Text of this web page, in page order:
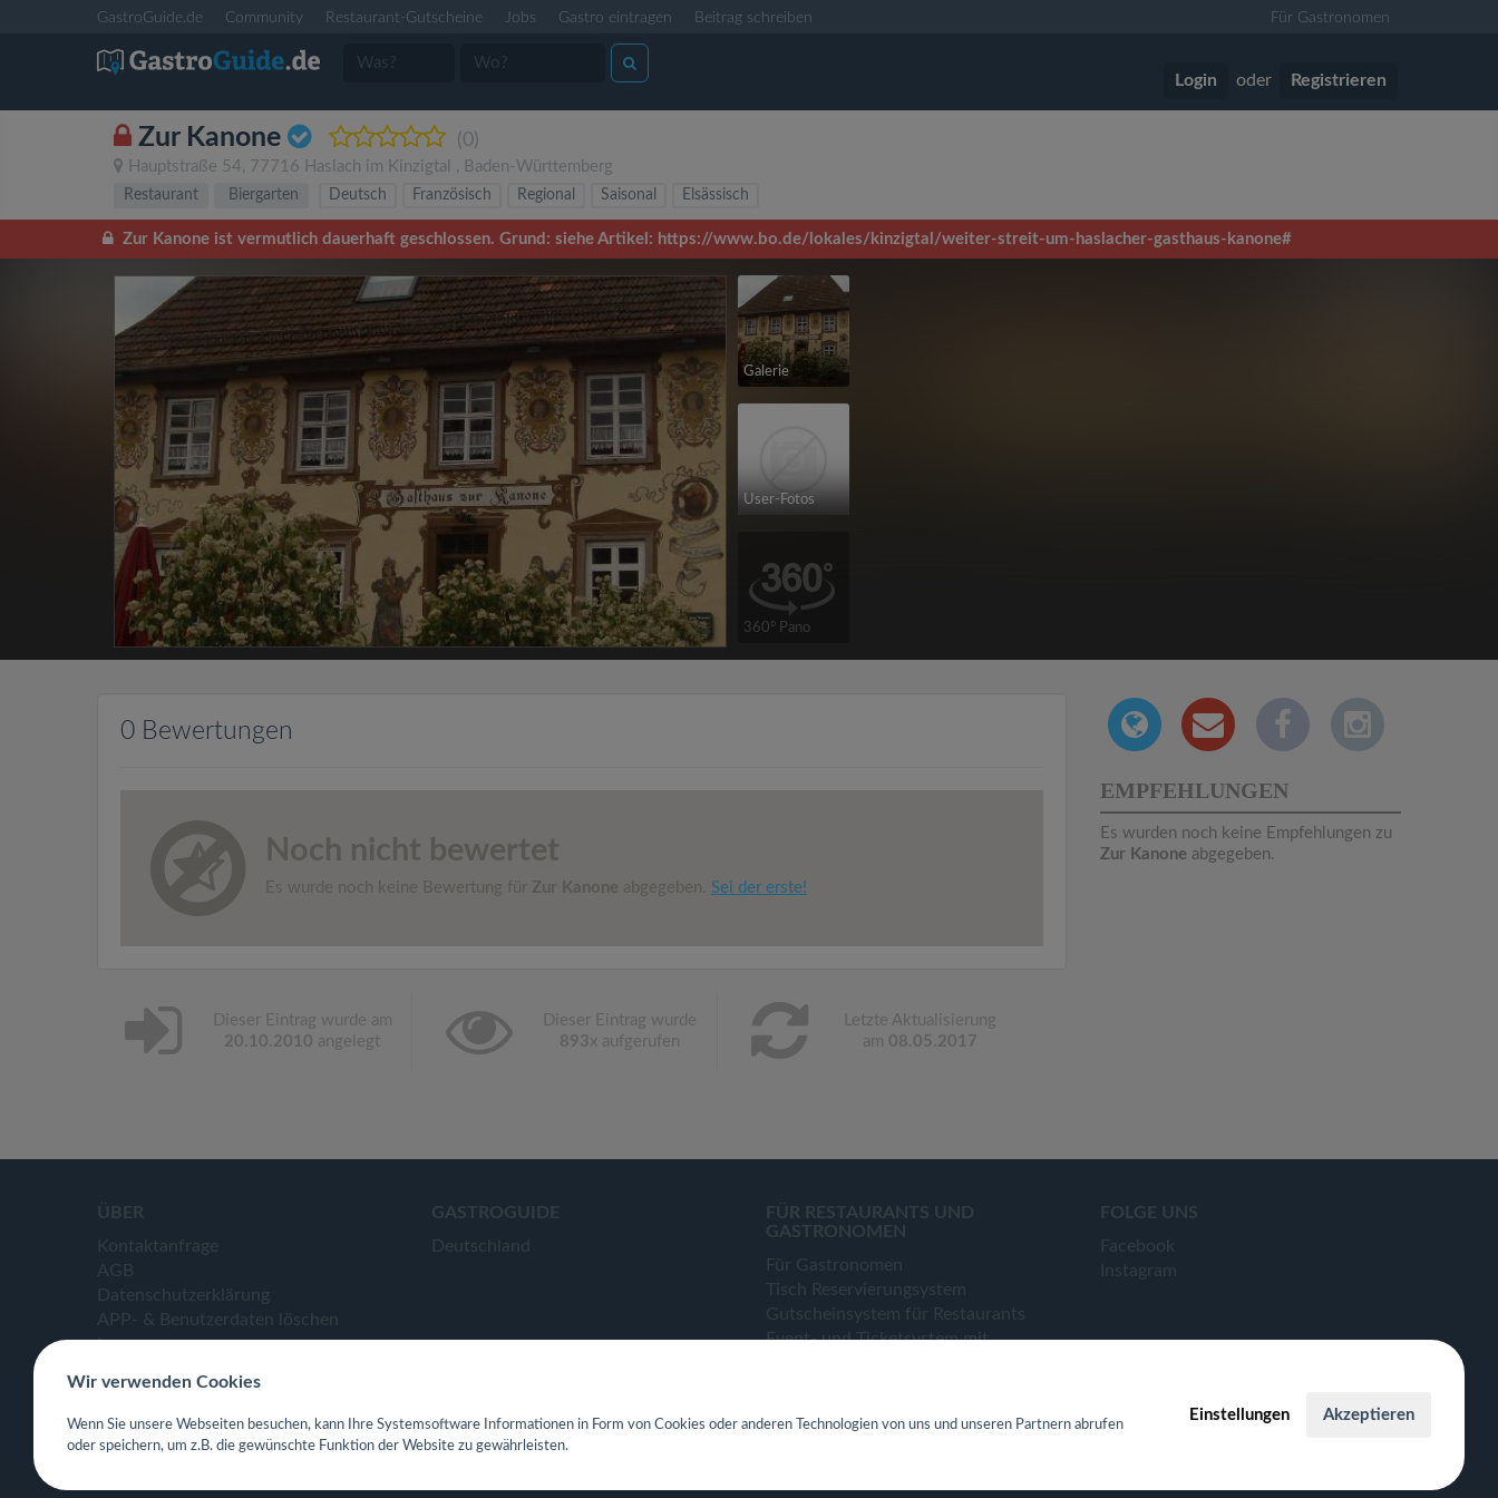
GastroGuide.de Community Restaurant-Gutscheine Jobs Gastro eintragen Beitrag schreiben Für Gastronomen
Login oder Registrieren
Zur Kanone (0)
Hauptstraße 54, 77716 Haslach im Kinzigtal , Baden-Württemberg
Restaurant Biergarten Deutsch Französisch Regional Saisonal Elsässisch
Zur Kanone ist vermutlich dauerhaft geschlossen. Grund: siehe Artikel: https://www.bo.de/lokales/kinzigtal/weiter-streit-um-haslacher-gasthaus-kanone#
Galerie
User-Fotos
360° Pano
0 Bewertungen
Noch nicht bewertet
Es wurde noch keine Bewertung für Zur Kanone abgegeben. Sei der erste!
Dieser Eintrag wurde am
20.10.2010 angelegt
Dieser Eintrag wurde
893x aufgerufen
Letzte Aktualisierung
am 08.05.2017
EMPFEHLUNGEN
Es wurden noch keine Empfehlungen zu
Zur Kanone abgegeben.
ÜBER
Kontaktanfrage
AGB
Datenschutzerklärung
APP- & Benutzerdaten löschen
Impressum
GASTROGUIDE
Deutschland
FÜR RESTAURANTS UND
GASTRONOMEN
Für Gastronomen
Tisch Reservierungsystem
Gutscheinsystem für Restaurants
Event- und Ticketsystem mit
Webseiten für Restaurant
FOLGE UNS
Facebook
Instagram
Wir verwenden Cookies
Wenn Sie unsere Webseiten besuchen, kann Ihre Systemsoftware Informationen in Form von Cookies oder anderen Technologien von uns und unseren Partnern abrufen
oder speichern, um z.B. die gewünschte Funktion der Website zu gewährleisten.
Einstellungen Akzeptieren